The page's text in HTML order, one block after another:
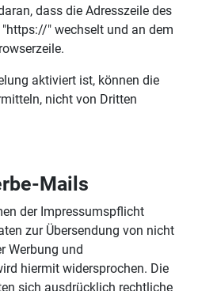
dass die Adresszeile des
" wechselt und an dem
aktiviert ist, können die
nicht von Dritten
Mails
der Impressumspflicht
zur Übersendung von nicht
Werbung und
hiermit widersprochen. Die
sich ausdrücklich rechtliche